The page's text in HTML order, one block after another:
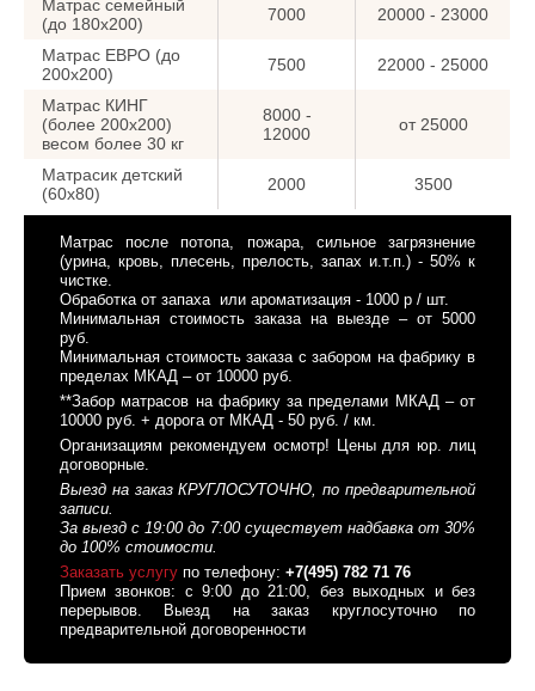
Матрас семейный
(до 180х200)
7000 20000 - 23000
Матрас ЕВРО (до
200х200)
7500 22000 - 25000
Матрас КИНГ
(более 200х200)
весом более 30 кг
8000 -
12000
от 25000
Матрасик детский
(60х80)
2000 3500
Матрас после потопа, пожара, сильное загрязнение
(урина, кровь, плесень, прелость, запах и.т.п.) - 50% к
чистке.
Обработка от запаха или ароматизация - 1000 р / шт.
Минимальная стоимость заказа на выезде – от 5000
руб.
Минимальная стоимость заказа с забором на фабрику в
пределах МКАД – от 10000 руб.
**Забор матрасов на фабрику за пределами МКАД – от
10000 руб. + дорога от МКАД - 50 руб. / км.
Организациям рекомендуем осмотр! Цены для юр. лиц
договорные.
Выезд на заказ КРУГЛОСУТОЧНО, по предварительной
записи.
За выезд с 19:00 до 7:00 существует надбавка от 30%
до 100% стоимости.
Заказать услугу по телефону: +7(495) 782 71 76
Прием звонков: с 9:00 до 21:00, без выходных и без
перерывов. Выезд на заказ круглосуточно по
предварительной договоренности